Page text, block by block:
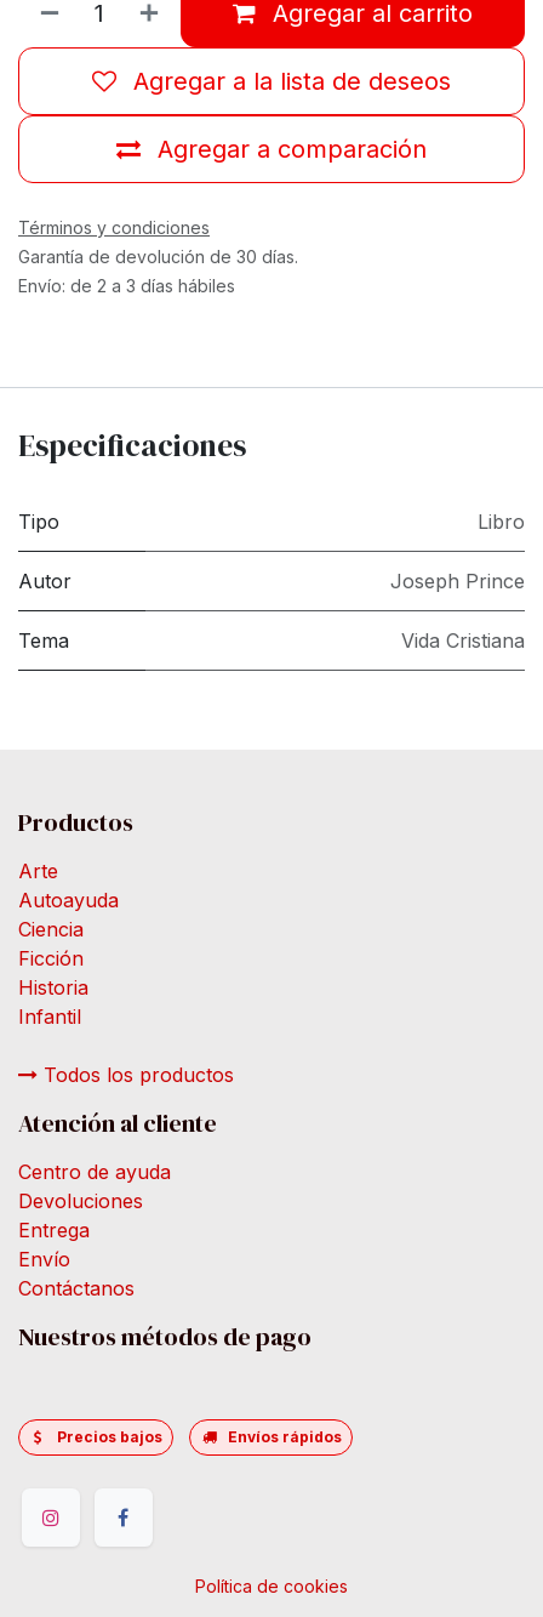
Agregar al carrito
Agregar a comparación
Agregar a la lista de deseos
Términos y condiciones
Garantía de devolución de 30 días.
Envío: de 2 a 3 días hábiles
Especificaciones
Tipo Libro
Autor Joseph Prince
Tema Vida Cristiana
Productos
Arte
Autoayuda
Ciencia
Ficción
Historia
Infantil
Todos los productos
Atención al cliente
Centro de ayuda
Devoluciones
Entrega
Envío
Contáctanos
Nuestros métodos de pago
Precios bajos Envíos rápidos
Política de cookies